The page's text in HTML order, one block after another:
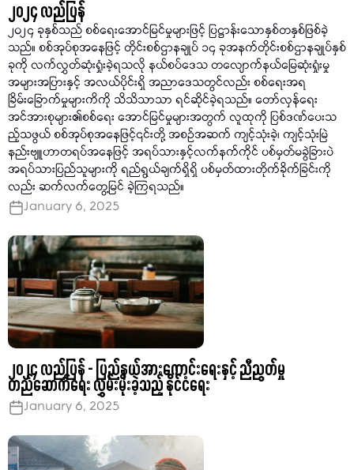
၂၀၂၄ လည်ပြန်
၂၀၂၄ ခုနှစ်သည် စစ်ရေးအောင်မြင်မှုများဖြင့် ပြဋ္ဌာန်းသောနှစ်တနှစ်ဖြစ်ခဲ့
သည်။ စစ်အုပ်စုအနေဖြင့် တိုင်းစစ်ဌာနချုပ် ၁၄ ခုအနက်တိုင်းစစ်ဌာနချုပ်နှစ်
ခုကို လက်လွှတ်ဆုံးရှုံးခဲ့ရသလို နယ်စပ်ဒေသ တလျောက်နယ်မြေဆုံးရှုံးမှု
အများအပြားနှင့် အလယ်ပိုင်းရှိ အညာဒေသတွင်လည်း စစ်ရေးအရ
ခြိမ်းခြောက်မှုများကိကို သိသိသာသာ ရင်ဆိုင်ခဲ့ရသည်။ တော်လှန်ရေး
အင်အားစုများ၏စစ်ရေး အောင်မြင်မှုများအတွက် လူထုကို ပြစ်ဒဏ်ပေးသ
ည့်သဖွယ် စစ်အုပ်စုအနေဖြင့်၎င်းတို့ အစဉ်အဆက် ကျင့်သုံးခဲ့၊ ကျင့်သုံးမြဲ
နည်းဗျူဟာတရပ်အနေဖြင့် အရပ်သားနှင့်လက်နက်ကိုင် ပစ်မှတ်မခွဲခြားပဲ
အရပ်သားပြည်သူများကို ရည်ရွယ်ချက်ရှိရှိ ပစ်မှတ်ထားတိုက်ခိုက်ခြင်းကို
လည်း ဆက်လက်တွေ့မြင် ခဲ့ကြရသည်။
January 6, 2025
၂၀၂၄ လည်ပြန် - ပြည်နယ်အားကောင်းရေးနှင့် ညီညွတ်မှု
တည်ဆောက်ရေး လွှမ်းမိုးခဲ့သည့် နိုင်ငံရေး
January 6, 2025